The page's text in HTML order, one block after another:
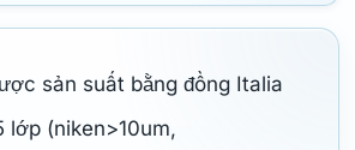
sản suất bằng đồng Italia
lớp (niken>10um,